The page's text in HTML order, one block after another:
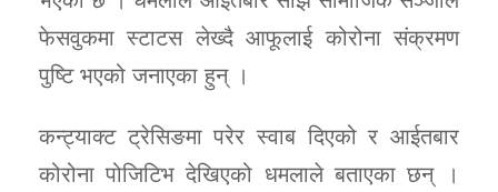
फेसवुकमा स्टाटस लेख्दै आफूलाई कोरोना संक्रमण
पुष्टि भएको जनाएका हुन् ।
कन्ट्याक्ट ट्रेसिङमा परेर स्वाब दिएको र आईतबार
कोरोना पोजिटिभ देखिएको धमलाले बताएका छन् ।